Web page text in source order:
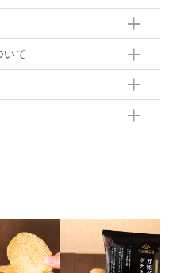
いて